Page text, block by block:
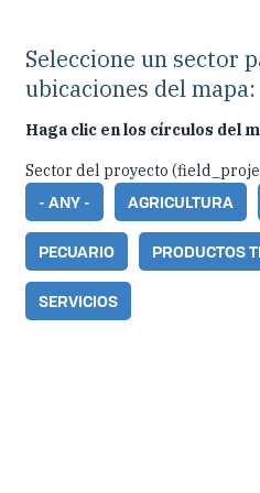
Seleccione un sector
ubicaciones del mapa:
Haga clic en los círculos del
Sector del proyecto
- ANY - AGRICULTURA
PECUARIO PRODUCTOS
SERVICIOS